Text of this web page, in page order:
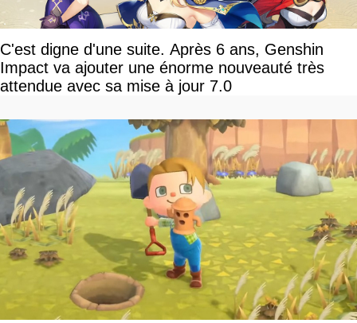
C'est digne d'une suite. Après 6 ans, Genshin
Impact va ajouter une énorme nouveauté très
attendue avec sa mise à jour 7.0